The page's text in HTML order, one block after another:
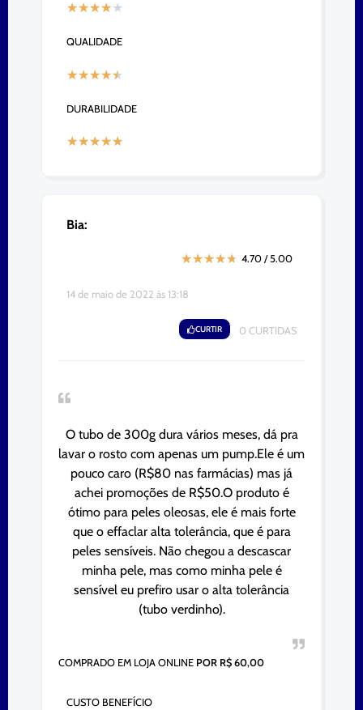
★★★★★
QUALIDADE
★★★★★
DURABILIDADE
★★★★★
Bia:
★★★★★ 4.70 / 5.00
14 de maio de 2022 às 13:18
CURTIR 0 CURTIDAS
O tubo de 300g dura vários meses, dá pra
lavar o rosto com apenas um pump.Ele é um
pouco caro (R$80 nas farmácias) mas já
achei promoções de R$50.O produto é
ótimo para peles oleosas, ele é mais forte
que o effaclar alta tolerância, que é para
peles sensíveis. Não chegou a descascar
minha pele, mas como minha pele é
sensível eu prefiro usar o alta tolerância
(tubo verdinho).
COMPRADO EM LOJA ONLINE POR R$ 60,00
CUSTO BENEFÍCIO